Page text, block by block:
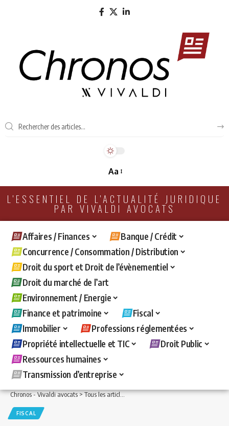
Aa
L'ESSENTIEL DE L'ACTUALITÉ JURIDIQUE
PAR VIVALDI AVOCATS
Affaires / Finances
Banque / Crédit
Concurrence / Consommation / Distribution
Droit du sport et Droit de l’évènementiel
Droit du marché de l’art
Environnement / Energie
Finance et patrimoine
Fiscal
Immobilier
Professions réglementées
Propriété intellectuelle et TIC
Droit Public
Ressources humaines
Transmission d’entreprise
Chronos - Vivaldi avocats>Tous les articles >Fiscal>La solidarité fiscale des
FISCAL